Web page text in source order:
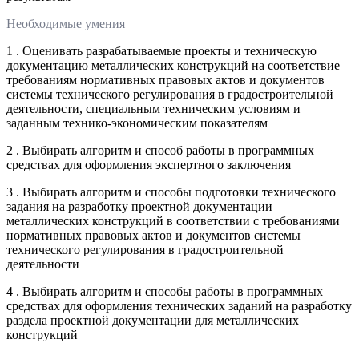
Необходимые умения
1 . Оценивать разрабатываемые проекты и техническую
документацию металлических конструкций на соответствие
требованиям нормативных правовых актов и документов
системы технического регулирования в градостроительной
деятельности, специальным техническим условиям и
заданным технико-экономическим показателям
2 . Выбирать алгоритм и способ работы в программных
средствах для оформления экспертного заключения
3 . Выбирать алгоритм и способы подготовки технического
задания на разработку проектной документации
металлических конструкций в соответствии с требованиями
нормативных правовых актов и документов системы
технического регулирования в градостроительной
деятельности
4 . Выбирать алгоритм и способы работы в программных
средствах для оформления технических заданий на разработку
раздела проектной документации для металлических
конструкций